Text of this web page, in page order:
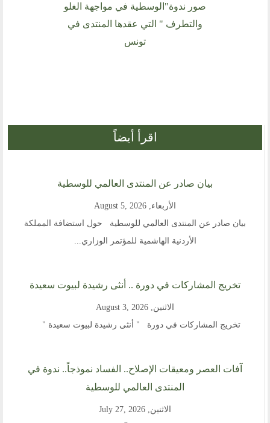
صور ندوة"الوسطية في مواجهة الغلو
والتطرف " التي عقدها المنتدى في
تونس
اقرأ أيضاً
بيان صادر عن المنتدى العالمي للوسطية
الأربعاء, August 5, 2026
بيان صادر عن المنتدى العالمي للوسطية حول استضافة المملكة
الأردنية الهاشمية للمؤتمر الوزاري...
تخريج المشاركات في دورة .. أنثى رشيدة لبيوت سعيدة
الاثنين, August 3, 2026
تخريج المشاركات في دورة " أنثى رشيدة لبيوت سعيدة "
آفات العصر ومعيقات الإصلاح.. الفساد نموذجاً.. ندوة في
المنتدى العالمي للوسطية
الاثنين, July 27, 2026